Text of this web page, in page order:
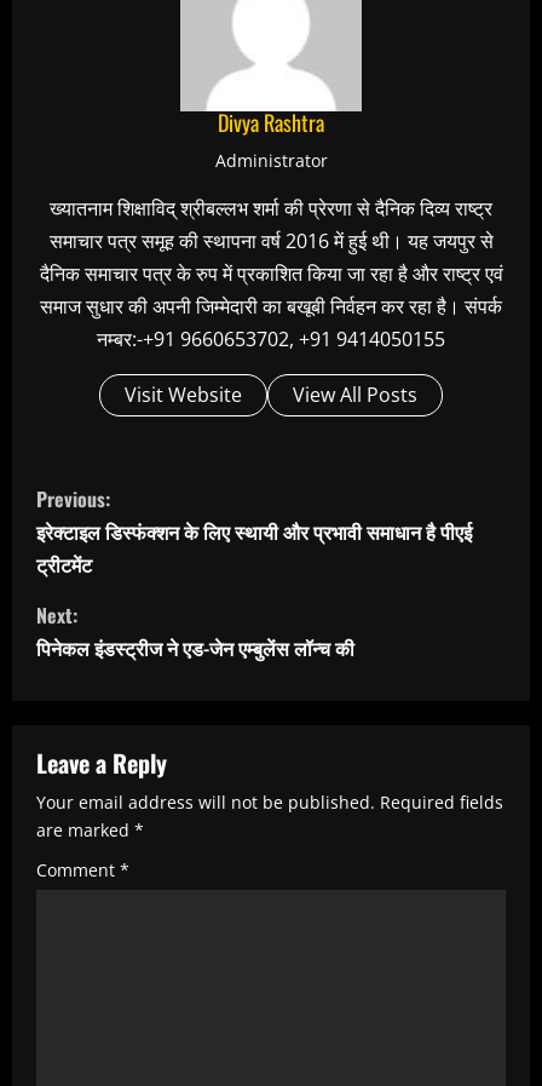
Divya Rashtra
Administrator
ख्यातनाम शिक्षाविद् श्रीबल्लभ शर्मा की प्रेरणा से दैनिक दिव्य राष्ट्र
समाचार पत्र समूह की स्थापना वर्ष 2016 में हुई थी। यह जयपुर से
दैनिक समाचार पत्र के रुप में प्रकाशित किया जा रहा है और राष्ट्र एवं
समाज सुधार की अपनी जिम्मेदारी का बखूबी निर्वहन कर रहा है। संपर्क
नम्बर:-+91 9660653702, +91 9414050155
Visit Website View All Posts
C
o
n
t
i
e
R
e
a
Previous:
इरेक्टाइल डिस्फंक्शन के लिए स्थायी और प्रभावी समाधान है पीएई
ट्रीटमेंट
Next:
पिनेकल इंडस्ट्रीज ने एड-जेन एम्बुलेंस लॉन्च की
Leave a Reply
Your email address will not be published. Required fields
are marked *
Comment *